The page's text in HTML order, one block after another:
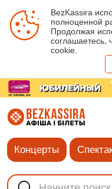
BezKassira
полноценной
Продолжая
cookie.
Концерты